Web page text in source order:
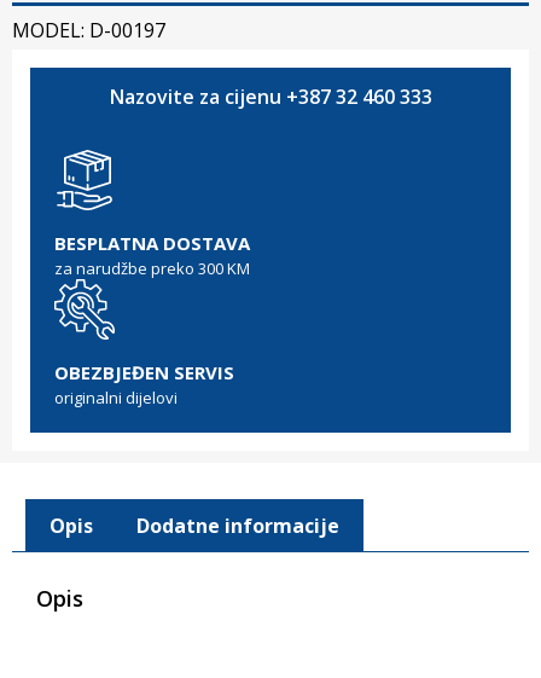
MODEL: D-00197
Nazovite za cijenu +387 32 460 333
BESPLATNA DOSTAVA
za narudžbe preko 300 KM
OBEZBJEĐEN SERVIS
originalni dijelovi
Opis Dodatne informacije
Opis